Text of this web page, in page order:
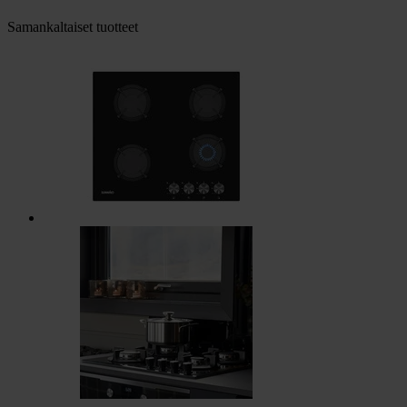
Samankaltaiset tuotteet